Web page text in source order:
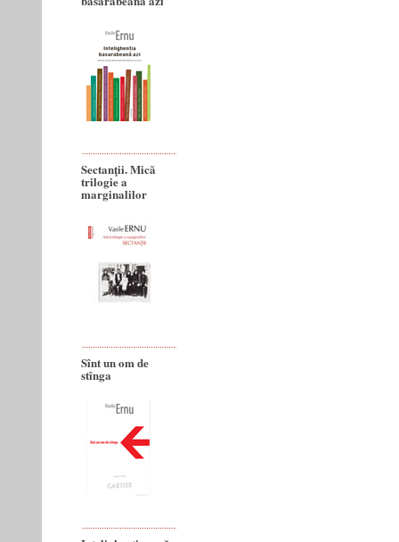
Sectanţii. Mică
trilogie a
marginalilor
Sînt un om de
stînga